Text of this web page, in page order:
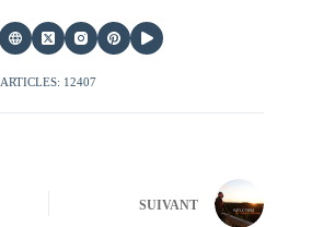
ARTICLES: 12407
SUIVANT